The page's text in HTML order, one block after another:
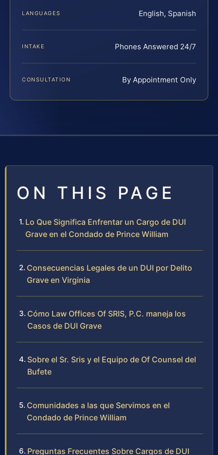
LANGUAGES English, Spanish
INTAKE Phones Answered 24/7
CONSULTATION By Appointment Only
ON THIS PAGE
Lo Que Significa Enfrentar un Cargo de DUI
Grave en el Condado de Prince William
Consecuencias Legales de un DUI por Delito
Grave en Virginia
Cómo Law Offices Of SRIS, P.C. maneja los
Casos de DUI Grave
Sobre el Sr. Sris y el Equipo de Of Counsel del
Bufete
Comunidades a las que Servimos en el
Condado de Prince William
Preguntas Frecuentes Sobre Cargos de DUI